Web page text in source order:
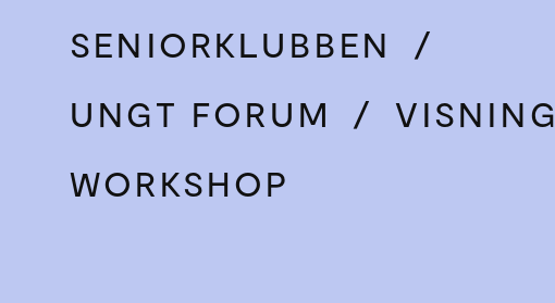
SENIORKLUBBEN
/
UNGT FORUM
/ VISNING
WORKSHOP